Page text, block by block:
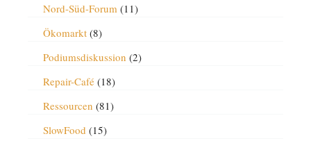
Nord-Süd-Forum (11)
Ökomarkt(8)
Podiumsdiskussion (2)
Repair-Café(18)
Ressourcen (81)
SlowFood (15)